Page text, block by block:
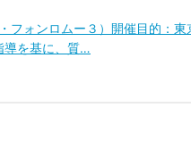
フォンロムー３）開催目的：東
導を基に、質…